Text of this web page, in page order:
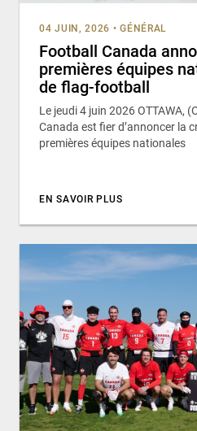
04 JUIN, 2026 • GÉNÉRAL
Football Canada
premières équipes
de flag-football
Le jeudi 4 juin 2026 OTTAWA,
Canada est fier d’annoncer la
premières équipes nationales
EN SAVOIR PLUS